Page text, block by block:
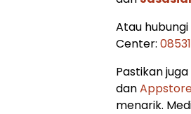
Atau
Center:
Pastikan
dan
menarik.